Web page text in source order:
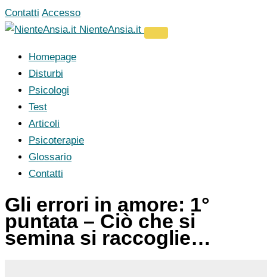
Vai
al
Contatti Accesso
NienteAnsia.it
Homepage
Disturbi
Psicologi
Test
Articoli
Psicoterapie
Glossario
Contatti
Gli errori in amore: 1°
puntata – Ciò che si
semina si raccoglie…